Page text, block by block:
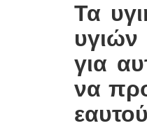
Τα
υγιών
για
να